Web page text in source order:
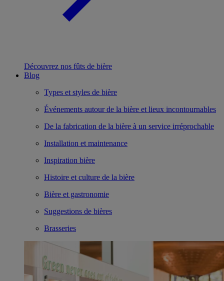
Découvrez nos fûts de bière
Blog
Types et styles de bière
Événements autour de la bière et lieux incontournables
De la fabrication de la bière à un service irréprochable
Installation et maintenance
Inspiration bière
Histoire et culture de la bière
Bière et gastronomie
Suggestions de bières
Brasseries